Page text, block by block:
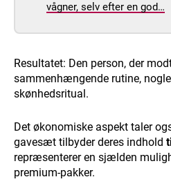
vågner, selv efter en god…
Resultatet: Den person, der
sammenhængende rutine,
skønhedsritual.
Det økonomiske aspekt taler
gavesæt tilbyder deres indhold
repræsenterer en sjælden
premium-pakker.